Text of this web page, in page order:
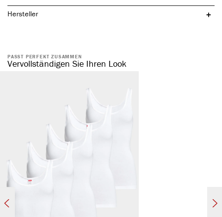
natürliche Baumwolle
komfortabler, elastischer Bund
Hersteller
PASST PERFEKT ZUSAMMEN
Vervollständigen Sie Ihren Look